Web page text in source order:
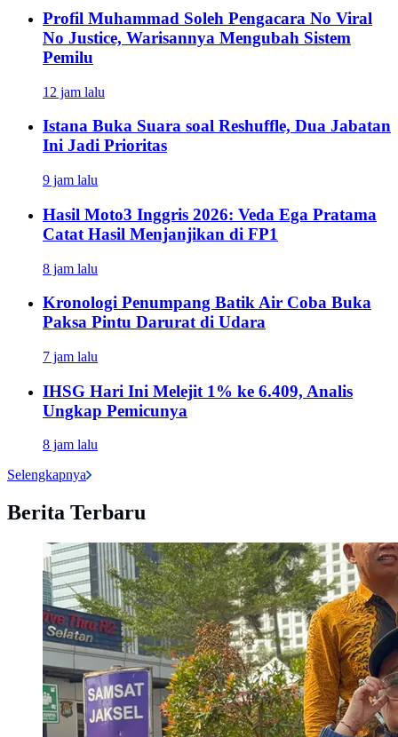
Profil Muhammad Soleh Pengacara No Viral
No Justice, Warisannya Mengubah Sistem
Pemilu
12 jam lalu
Istana Buka Suara soal Reshuffle, Dua Jabatan
Ini Jadi Prioritas
9 jam lalu
Hasil Moto3 Inggris 2026: Veda Ega Pratama
Catat Hasil Menjanjikan di FP1
8 jam lalu
Kronologi Penumpang Batik Air Coba Buka
Paksa Pintu Darurat di Udara
7 jam lalu
IHSG Hari Ini Melejit 1% ke 6.409, Analis
Ungkap Pemicunya
8 jam lalu
Selengkapnya
Berita Terbaru